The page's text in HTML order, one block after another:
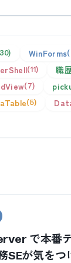
WinForms
11 職
7
5
で本番
SEが気をつ